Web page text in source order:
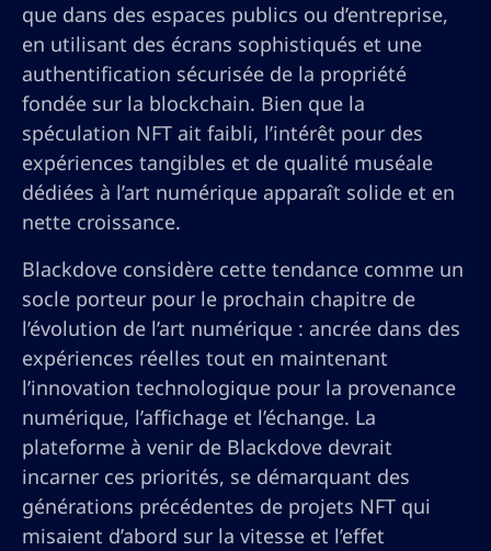
que dans des espaces publics ou d’entreprise,
en utilisant des écrans sophistiqués et une
authentification sécurisée de la propriété
fondée sur la blockchain. Bien que la
spéculation NFT ait faibli, l’intérêt pour des
expériences tangibles et de qualité muséale
dédiées à l’art numérique apparaît solide et en
nette croissance.
Blackdove considère cette tendance comme un
socle porteur pour le prochain chapitre de
l’évolution de l’art numérique : ancrée dans des
expériences réelles tout en maintenant
l’innovation technologique pour la provenance
numérique, l’affichage et l’échange. La
plateforme à venir de Blackdove devrait
incarner ces priorités, se démarquant des
générations précédentes de projets NFT qui
misaient d’abord sur la vitesse et l’effet